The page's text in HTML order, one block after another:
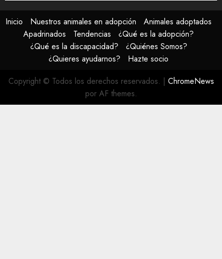
Inicio Nuestros animales en adopción
Animales adoptados
Apadrinados
Tendencias
¿Qué es la adopción?
¿Qué es la discapacidad?
¿Quiénes Somos?
¿Quieres ayudarnos?
Hazte socio
Copyright © Todos los derechos reservados. | ChromeNews
por AF themes.